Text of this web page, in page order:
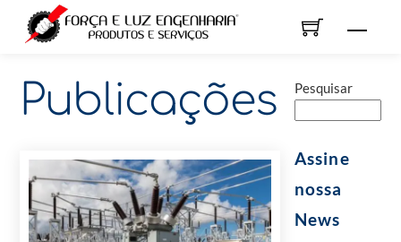
Publicações Pesquisar
Assine
nossa
News